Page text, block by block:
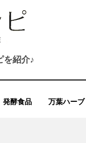
を紹介♪
発酵食品 万葉ハーブ